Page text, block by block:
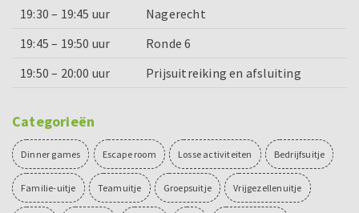
19:30 – 19:45 uur
Nagerecht
19:45 – 19:50 uur
Ronde 6
19:50 – 20:00 uur
Prijsuitreiking en afsluiting
Categorieën
Dinner games Escape room Losse activiteiten Bedrijfsuitje
Familie-uitje Teamuitje Groepsuitje Vrijgezellenuitje